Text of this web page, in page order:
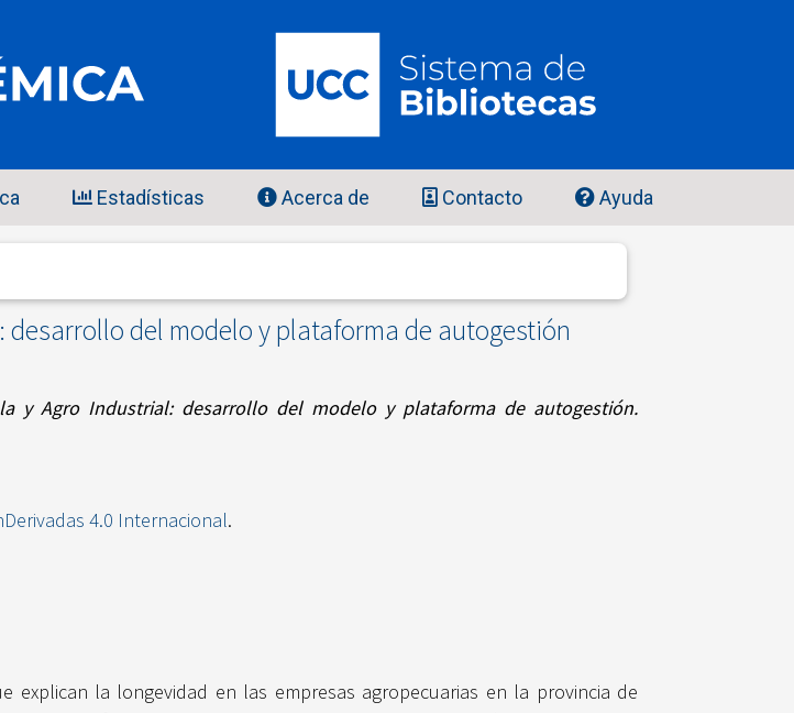
Estadísticas Acerca de Contacto Ayuda
desarrollo del modelo y plataforma de autogestión
y Agro Industrial: desarrollo del modelo y plataforma de autogestión.
4.0 Internacional.
la longevidad en las empresas agropecuarias en la provincia de